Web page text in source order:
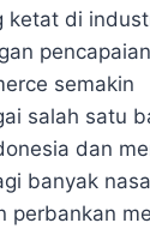
ketat di
semakin
salah satu
dan
banyak
perbankan